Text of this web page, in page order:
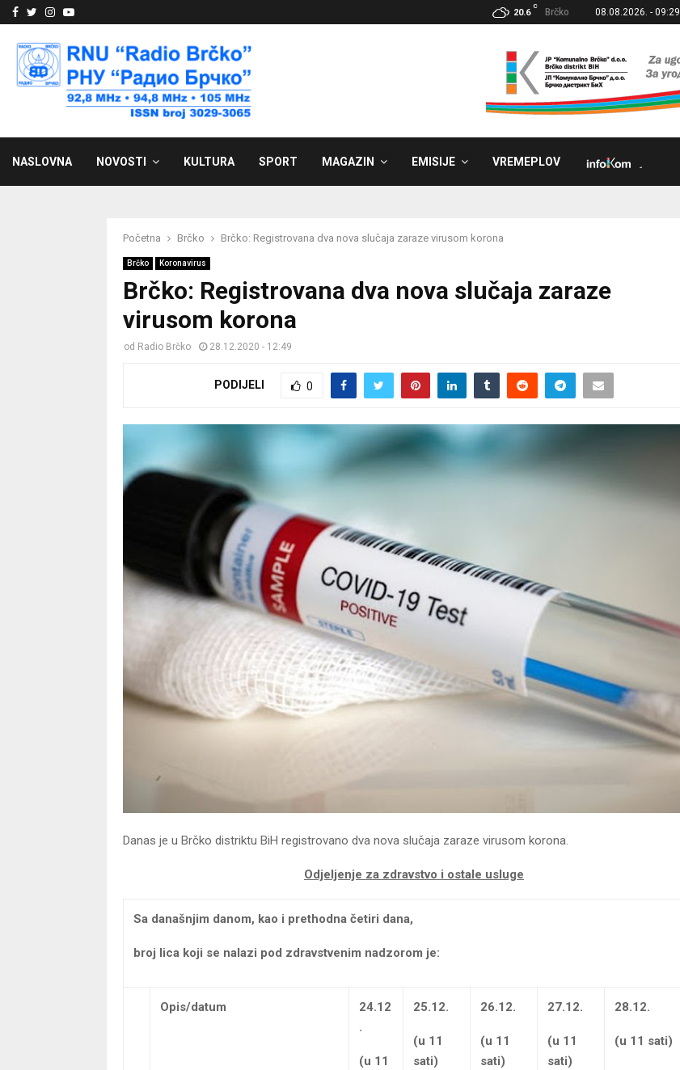
Facebook
Twitter
Instagram
Youtube 20.6
C
Brčko 08.08.2026. - 09:29
NASLOVNA NOVOSTI KULTURA SPORT MAGAZIN EMISIJE VREMEPLOV
Početna Brčko Brčko: Registrovana dva nova slučaja zaraze virusom korona
Brčko Koronavirus
Brčko: Registrovana dva nova slučaja zaraze
virusom korona
od Radio Brčko 28.12.2020 - 12:49
PODIJELI 0
Danas je u Brčko distriktu BiH registrovano dva nova slučaja zaraze virusom korona.
Odjeljenje za zdravstvo i ostale usluge
Sa današnjim danom, kao i prethodna četiri dana,
broj lica koji se nalazi pod zdravstvenim nadzorom je:
Opis/datum
24.12
.
(u 11
25.12.
(u 11
sati)
26.12.
(u 11
sati)
27.12.
(u 11
sati)
28.12.
(u 11 sati)